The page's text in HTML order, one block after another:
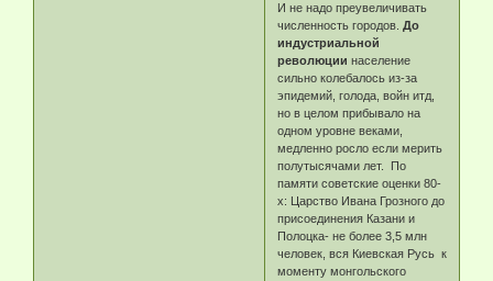
И не надо преувеличивать
численность городов.До
индустриальной
революции население
сильно колебалось из-за
эпидемий, голода, войн итд,
но в целом прибывало на
одном уровне веками,
медленно росло если мерить
полутысячами лет. По
памяти советские оценки 80-
х: Царство Ивана Грозного до
присоединения Казани и
Полоцка- не более 3,5 млн
человек, вся Киевская Русь к
моменту монгольского